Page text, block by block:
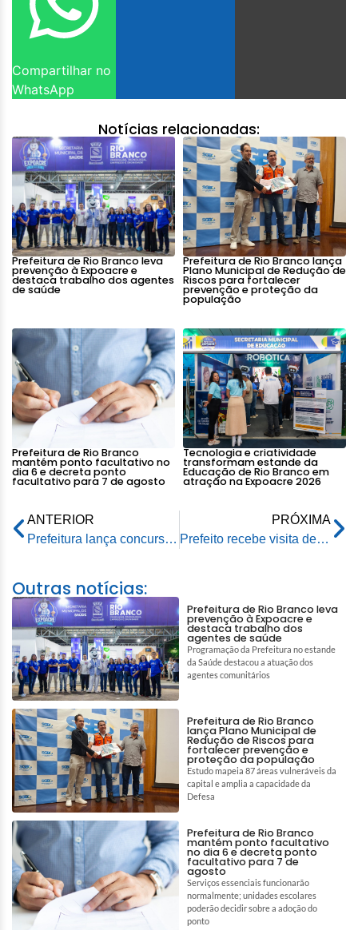
Compartilhar no
WhatsApp
Notícias relacionadas:
Prefeitura de Rio Branco leva
prevenção à Expoacre e
destaca trabalho dos agentes
de saúde
Prefeitura de Rio Branco lança
Plano Municipal de Redução de
Riscos para fortalecer
prevenção e proteção da
população
Prefeitura de Rio Branco
mantém ponto facultativo no
dia 6 e decreta ponto
facultativo para 7 de agosto
Tecnologia e criatividade
transformam estande da
Educação de Rio Branco em
atração na Expoacre 2026
ANTERIOR
Prefeitura lança concurso de ornamentação natalina na capital
PRÓXIMA
Prefeito recebe visita de procurador geral do município e outros advogados públicos
Outras notícias:
Prefeitura de Rio Branco leva
prevenção à Expoacre e
destaca trabalho dos
agentes de saúde
Programação da Prefeitura no estande
da Saúde destacou a atuação dos
agentes comunitários
Prefeitura de Rio Branco
lança Plano Municipal de
Redução de Riscos para
fortalecer prevenção e
proteção da população
Estudo mapeia 87 áreas vulneráveis da
capital e amplia a capacidade da
Defesa
Prefeitura de Rio Branco
mantém ponto facultativo
no dia 6 e decreta ponto
facultativo para 7 de
agosto
Serviços essenciais funcionarão
normalmente; unidades escolares
poderão decidir sobre a adoção do
ponto